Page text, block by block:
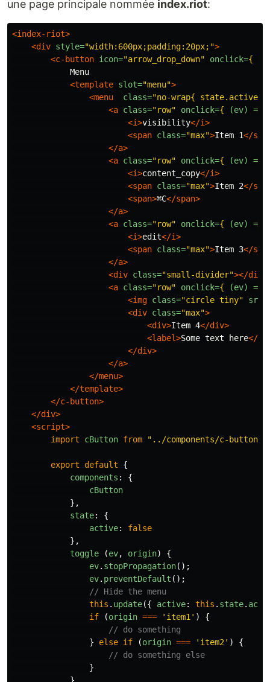
une page principale nommée index.riot:
<index-riot>
<div style="width:600px;padding:20px;">
<c-button icon="arrow_drop_down" onclick={
            Menu
<template slot="menu">
<menu
class="no-wrap{
<a class="row" onclick={ (ev) =
<i>visibility</i>
<span class="max">Item 1</
</a>
<a class="row" onclick={ (ev) =
<i>content_copy</i>
<span class="max">Item 2</
<span>⌘C</span>
</a>
<a class="row" onclick={ (ev) =
<i>edit</i>
<span class="max">Item 3</
</a>
<div class="small-divider"></div>
<a class="row" onclick={ (ev) =
<img class="circle tiny" src=
<div class="max">
<div>Item 4</div>
<label>Some text here</
</div>
</a>
</menu>
</template>
</c-button>
</div>
<script>
import
cButton from " ../components/c-
export default
{
components :
{
cButton
},
state:
{
active:
false
},
toggle
(ev, origin)
{
ev. stopPropagation();
ev. preventDefault ();
// Hide the menu
this . update({ active: this . state.
if
(origin === ' item1' )
{
// do something
}
else if (origin === ' item2' )
{
// do something else
}